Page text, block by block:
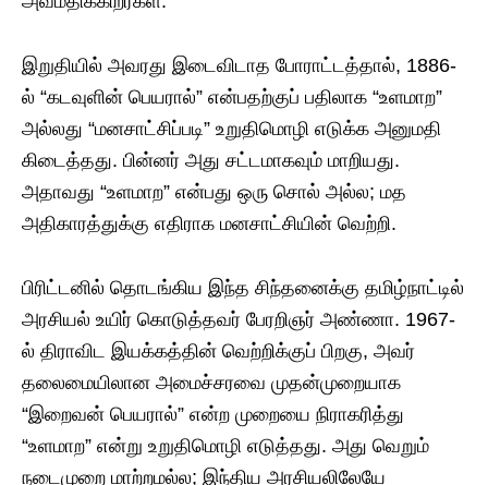
இறுதியில் அவரது இடைவிடாத போராட்டத்தால், 1886-
ல் “கடவுளின் பெயரால்” என்பதற்குப் பதிலாக “உளமாற”
அல்லது “மனசாட்சிப்படி” உறுதிமொழி எடுக்க அனுமதி
கிடைத்தது. பின்னர் அது சட்டமாகவும் மாறியது.
அதாவது “உளமாற” என்பது ஒரு சொல் அல்ல; மத
அதிகாரத்துக்கு எதிராக மனசாட்சியின் வெற்றி.
பிரிட்டனில் தொடங்கிய இந்த சிந்தனைக்கு தமிழ்நாட்டில்
அரசியல் உயிர் கொடுத்தவர் பேரறிஞர் அண்ணா. 1967-
ல் திராவிட இயக்கத்தின் வெற்றிக்குப் பிறகு, அவர்
தலைமையிலான அமைச்சரவை முதன்முறையாக
“இறைவன் பெயரால்” என்ற முறையை நிராகரித்து
“உளமாற” என்று உறுதிமொழி எடுத்தது. அது வெறும்
நடைமுறை மாற்றமல்ல; இந்திய அரசியலிலேயே